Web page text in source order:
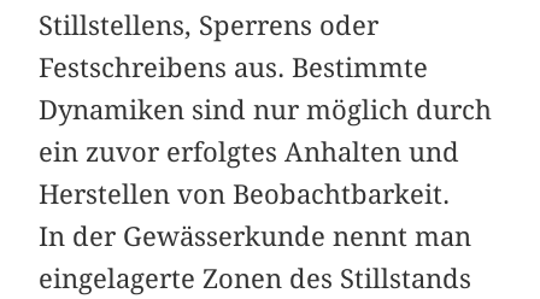
Stillstellens, Sperrens oder
Festschreibens aus. Bestimmte
Dynamiken sind nur möglich durch
ein zuvor erfolgtes Anhalten und
Herstellen von Beobachtbarkeit.
In der Gewässerkunde nennt man
eingelagerte Zonen des Stillstands